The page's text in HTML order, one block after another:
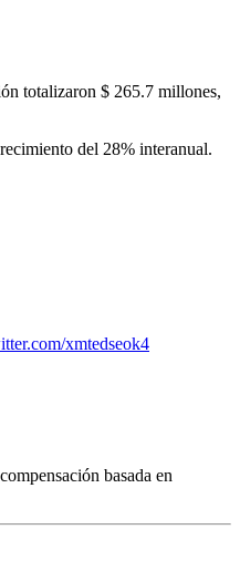
totalizaron $ 265.7 millones,
del 28% interanual.
xmtedseok4
basada en